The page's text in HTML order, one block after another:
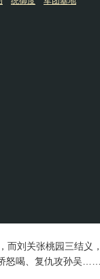
刘关张桃园三结义
怒喝、复仇攻孙吴